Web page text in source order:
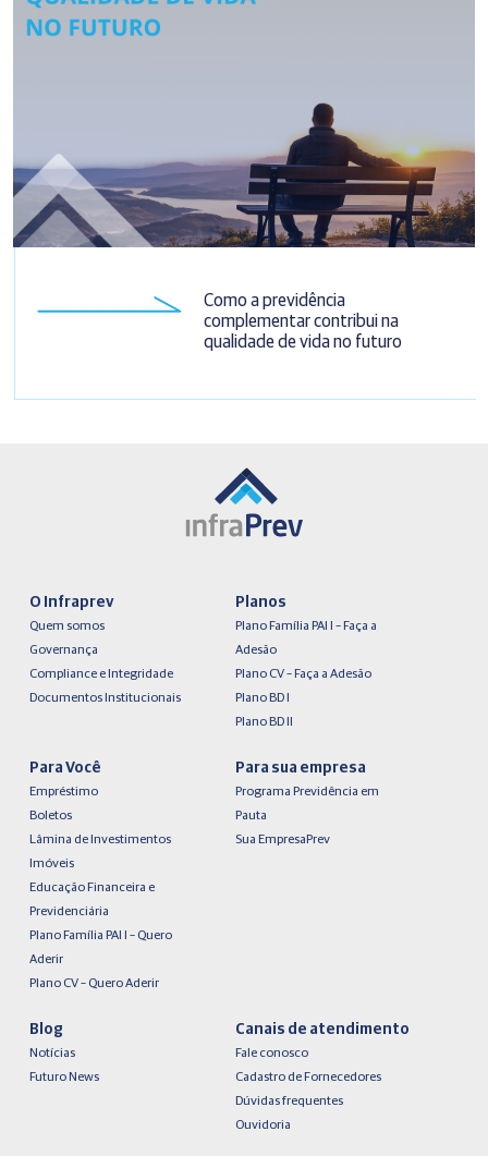
Como a previdência
complementar contribui na
qualidade de vida no futuro
O Infraprev
Quem somos
Governança
Compliance e Integridade
Documentos Institucionais
Planos
Plano Família PAI I – Faça a
Adesão
Plano CV – Faça a Adesão
Plano BD I
Plano BD II
Para Você
Empréstimo
Boletos
Lâmina de Investimentos
Imóveis
Educação Financeira e
Previdenciária
Plano Família PAI I – Quero
Aderir
Plano CV – Quero Aderir
Para sua empresa
Programa Previdência em
Pauta
Sua EmpresaPrev
Blog
Notícias
Futuro News
Canais de atendimento
Fale conosco
Cadastro de Fornecedores
Dúvidas frequentes
Ouvidoria